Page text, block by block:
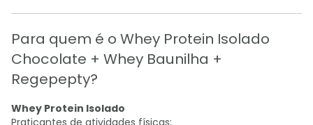
Para quem é o Whey Protein Isolado
Chocolate + Whey Baunilha +
Regepepty?
Whey Protein Isolado
Praticantes de atividades físicas;